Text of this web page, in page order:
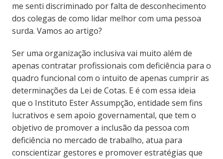
me senti discriminado por falta de desconhecimento
dos colegas de como lidar melhor com uma pessoa
surda. Vamos ao artigo?
Ser uma organização inclusiva vai muito além de
apenas contratar profissionais com deficiência para o
quadro funcional com o intuito de apenas cumprir as
determinações da Lei de Cotas. E é com essa ideia
que o Instituto Ester Assumpção, entidade sem fins
lucrativos e sem apoio governamental, que tem o
objetivo de promover a inclusão da pessoa com
deficiência no mercado de trabalho, atua para
conscientizar gestores e promover estratégias que